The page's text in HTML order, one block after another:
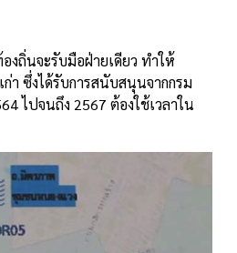
งถิ่นจะรับมือฝ่ายเดียว ทำให้
า ซึ่งได้รับการสนับสนุนจากกรม
ไปจนถึง 2567 ต้องใช้เวลาใน